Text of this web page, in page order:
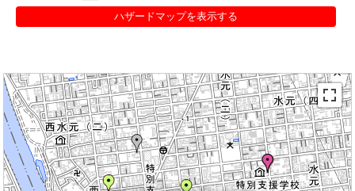
ハザードマップを表示する